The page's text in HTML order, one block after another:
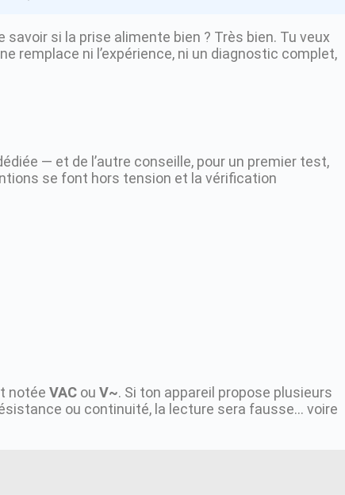
si la prise alimente bien ? Très bien. Tu veux
remplace ni l’expérience, ni un diagnostic complet,
— et de l’autre conseille, pour un premier test,
se font hors tension et la vérification
notée VAC ou V~. Si ton appareil propose plusieurs
ou continuité, la lecture sera fausse… voire